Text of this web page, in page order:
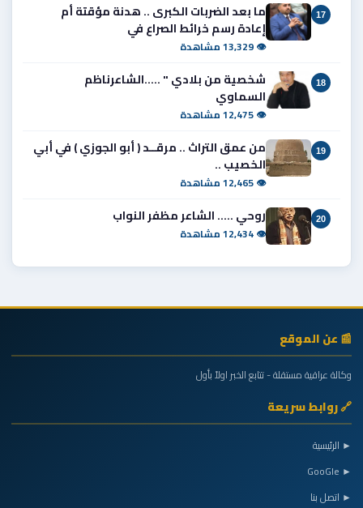
17
ما بعد الضربات الكبرى .. هدنة مؤقتة أم
إعادة رسم خرائط الصراع في
👁 13,329 مشاهدة
18
شخصية من بلادي " .....الشاعرناظم
السماوي
👁 12,475 مشاهدة
19
من عمق التراث .. مرقــد ( أبو الجوزي ) في أبي
الخصيب ..
👁 12,465 مشاهدة
20 روحي ..... الشاعر مظفر النواب
👁 12,434 مشاهدة
📰 عن الموقع
وكالة عراقية مستقلة - تتابع الخبر اولاً بأول
🔗 روابط سريعة
► الرئيسية
► GooGle
► اتصل بنا